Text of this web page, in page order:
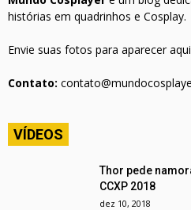
histórias em quadrinhos e Cosplay.
Envie suas fotos para aparecer
Contato:
VÍDEOS
Thor pede
CCXP 2018
dez 10, 2018